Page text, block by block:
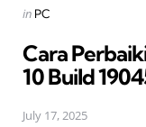
Posted
in PC
Cara
10 Build
July 17, 2025